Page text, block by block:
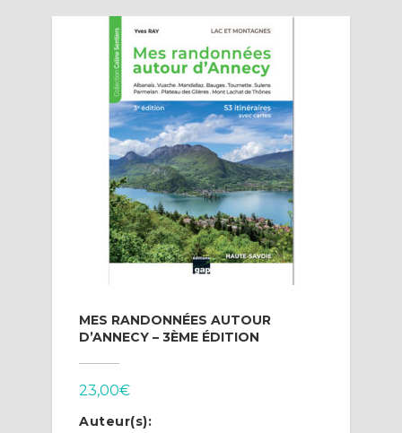
MES RANDONNÉES AUTOUR
D’ANNECY – 3ÈME ÉDITION
23,00€
Auteur(s):